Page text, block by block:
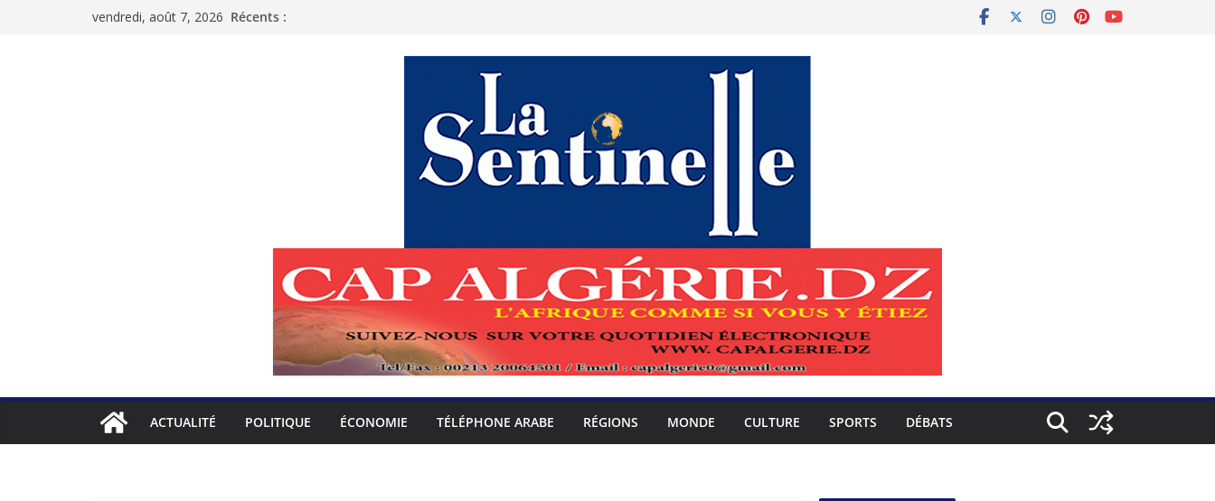
vendredi, août 7, 2026 Récents :
ACTUALITÉ POLITIQUE ÉCONOMIE TÉLÉPHONE ARABE RÉGIONS MONDE CULTURE SPORTS DÉBATS